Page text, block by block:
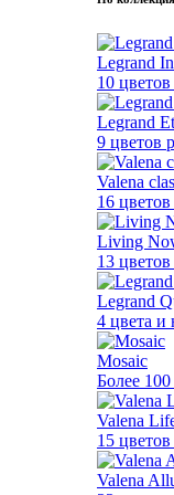
Legrand
10
Legrand
9 цветов
Valena
16
Living
13
Legrand
4 цвета и
Mosaic
Более
Valena
15
Valena